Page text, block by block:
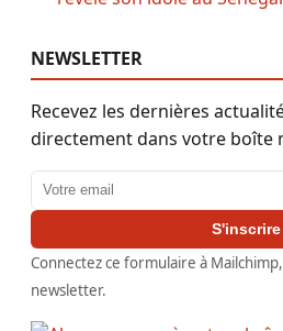
NEWSLETTER
Recevez les dernières
directement dans votre boîte
Adresse email
S'inscrire
Connectez ce formulaire à
newsletter.